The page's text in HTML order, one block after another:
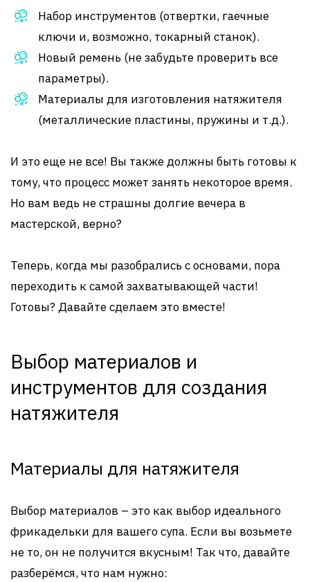
Набор инструментов (отвертки, гаечные
ключи и, возможно, токарный станок).
Новый ремень (не забудьте проверить все
параметры).
Материалы для изготовления натяжителя
(металлические пластины, пружины и т.д.).
И это еще не все! Вы также должны быть готовы к
тому, что процесс может занять некоторое время.
Но вам ведь не страшны долгие вечера в
мастерской, верно?
Теперь, когда мы разобрались с основами, пора
переходить к самой захватывающей части!
Готовы? Давайте сделаем это вместе!
Выбор материалов и
инструментов для создания
натяжителя
Материалы для натяжителя
Выбор материалов – это как выбор идеального
фрикадельки для вашего супа. Если вы возьмете
не то, он не получится вкусным! Так что, давайте
разберёмся, что нам нужно: